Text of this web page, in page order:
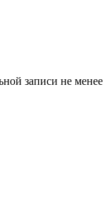
записи не менее